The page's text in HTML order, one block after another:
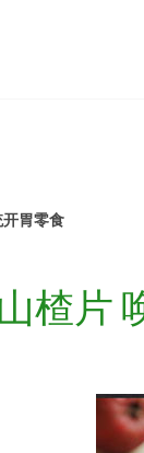
胃零食
楂片